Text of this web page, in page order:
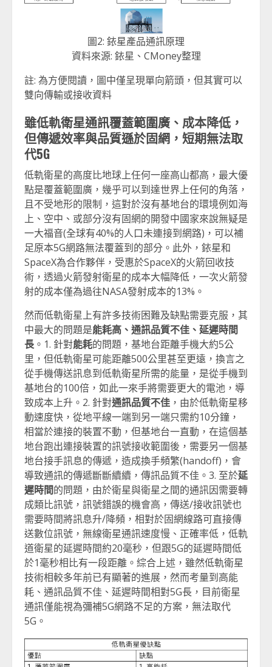
圖2: 銥星產品通訊原理
資料來源: 銥星、CMoney整理
註: 為方便閱讀，圖中僅呈現單向箭頭，但其實可以
雙向傳輸或接收資料
雖低軌衛星通訊覆蓋範圍廣、成本降低，
但傳遞效率與品質遜於固網，短期無法取
代5G
低軌衛星的高度比地球上任何一座高山都高，最大優
點是覆蓋範圍廣，幾乎可以到達世界上任何的角落，
且不受地形的限制，這對於沒有基地台的環境例如海
上、空中、或部分沒有固網的開發中國家來說無疑是
一大福音(全球有40%的人口未連接到網路)，可以補
足原本5G網路無法覆蓋到的部分。此外，銥星和
SpaceX為合作夥伴，受惠於SpaceX的火箭回收技
術，透過火箭發射衛星的成本大幅降低，一次火箭發
射的成本僅為過往NASA發射成本的13%。
然而低軌衛星上有許多技術困難及缺點需要克服，其
中最大的問題是能耗高、通訊品質不佳、延遲時間
長 。1. 針對能耗的問題，基地台距離手機大約5公
里，但低軌衛星可能距離500公里甚至更遠，換言之
從手機傳送訊息到低軌衛星所需的能量，是從手機到
基地台的100倍，如此一來手將需要更大的電池，導
致成本上升。2. 針對通訊品質不佳 ，由於低軌衛星移
動速度快，從地平線一端到另一端只需約10分鐘，
相當於連接的裝置不動，但基地台一直動，在這個基
地台跑出連接裝置的訊號接收範圍後，需要另一個基
地台接手訊息的傳遞，造成換手頻繁(handoff)，會
導致通訊的傳遞斷斷續續，傳訊品質不佳。3. 至於延
遲時間的問題，由於衛星與衛星之間的通訊因需要轉
成類比訊號，訊號錯誤的機會高，傳送/接收訊號也
需要時間將訊息升/降頻，相對於固網線路可直接傳
送數位訊號，無線衛星通訊速度慢、正確率低，低軌
道衛星的延遲時間約20毫秒，但跟5G的延遲時間低
於1毫秒相比有一段距離。綜合上述，雖然低軌衛星
技術相較多年前已有顯著的進展，然而考量到高能
耗、通訊品質不佳、延遲時間相對5G長，目前衛星
通訊僅能視為彌補5G網路不足的方案，無法取代
5G。